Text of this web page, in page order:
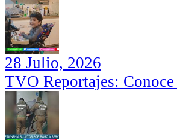
28 Julio, 2026
TVO Reportajes: